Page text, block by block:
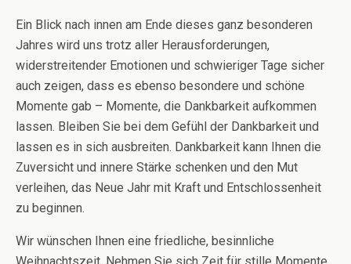
Ein Blick nach innen am Ende dieses ganz besonderen
Jahres wird uns trotz aller Herausforderungen,
widerstreitender Emotionen und schwieriger Tage sicher
auch zeigen, dass es ebenso besondere und schöne
Momente gab – Momente, die Dankbarkeit aufkommen
lassen. Bleiben Sie bei dem Gefühl der Dankbarkeit und
lassen es in sich ausbreiten. Dankbarkeit kann Ihnen die
Zuversicht und innere Stärke schenken und den Mut
verleihen, das Neue Jahr mit Kraft und Entschlossenheit
zu beginnen.
Wir wünschen Ihnen eine friedliche, besinnliche